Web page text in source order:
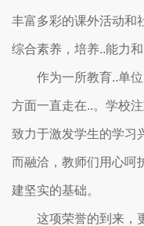
丰富多彩的课外活动和
综合素养，培养..能力和
作为一所教育..单
方面一直走在..。学校
致力于激发学生的学习
而融洽，教师们用心呵
建坚实的基础。
这项荣誉的到来，